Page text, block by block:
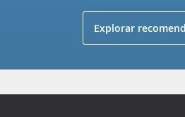
Explorar